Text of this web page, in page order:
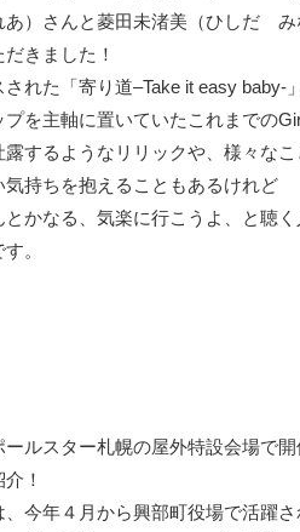
）さんと菱田未渚美（ひしだ み
きました！
れた「寄り道–Take it easy baby-
を主軸に置いていたこれまでの
するようなリリックや、様々なこ
持ちを抱えることもあるけれど
かなる、気楽に行こうよ、と聴
。
ルスター札幌の屋外特設会場で開
！
今年４月から興部町役場で活躍さ